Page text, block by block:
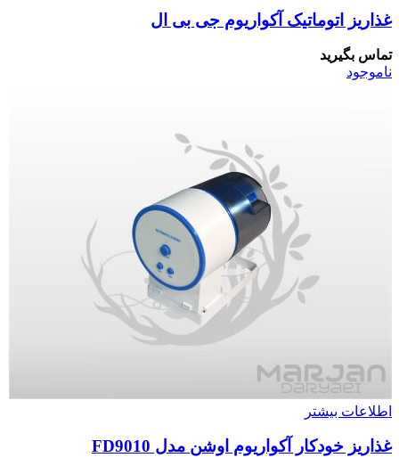
غذاریز اتوماتیک آکواریوم جی بی ال
تماس بگیرید
ناموجود
اطلاعات بیشتر
غذاریز خودکار آکواریوم اوشن مدل FD9010